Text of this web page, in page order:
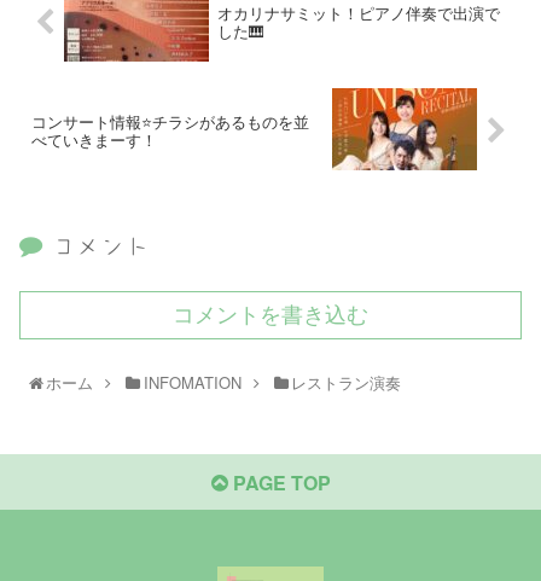
オカリナサミット！ピアノ伴奏で出演で
した🎹
コンサート情報⭐️チラシがあるものを並
べていきまーす！
コメント
コメントを書き込む
ホーム INFOMATION レストラン演奏
PAGE TOP